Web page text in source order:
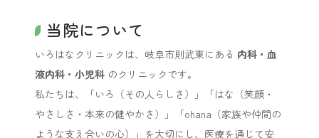
当院について
いろはなクリニックは、岐阜市則武東にある 内科・血
液内科・小児科 のクリニックです。
私たちは、「いろ（その人らしさ）」「はな（笑顔・
やさしさ・本来の健やかさ）」「ohana（家族や仲間の
ような支え合いの心）」を大切にし、医療を通じて安